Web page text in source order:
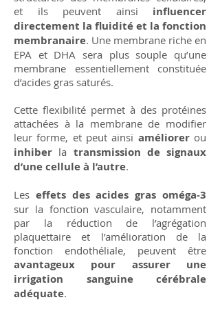
et ils peuvent ainsi influencer
directement la fluidité et la fonction
membranaire. Une membrane riche en
EPA et DHA sera plus souple qu’une
membrane essentiellement constituée
d’acides gras saturés.
Cette flexibilité permet à des protéines
attachées à la membrane de modifier
leur forme, et peut ainsi améliorerou
inhiber la transmission de signaux
d’une cellule à l’autre.
Les effets des acides gras oméga-3
sur la fonction vasculaire, notamment
par la réduction de l’agrégation
plaquettaire et l’amélioration de la
fonction endothéliale, peuvent être
avantageux pour assurer une
irrigation sanguine cérébrale
adéquate.